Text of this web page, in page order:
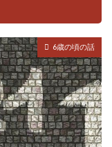
6歳の頃の話